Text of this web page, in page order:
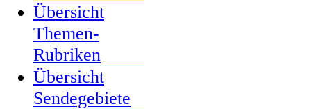
Übersicht
Themen-
Rubriken
Übersicht
Sendegebiete